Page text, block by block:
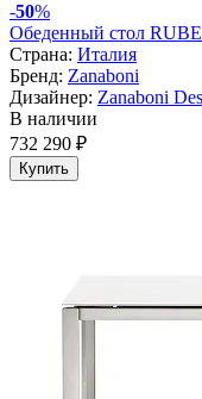
-50%
Обеденный стол
Страна: Италия
Бренд: Zanaboni
Дизайнер: Zanaboni
В наличии
732 290 ₽
Купить